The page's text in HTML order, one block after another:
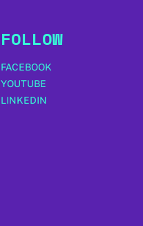
FOLLOW
FACEBOOK
YOUTUBE
LINKEDIN